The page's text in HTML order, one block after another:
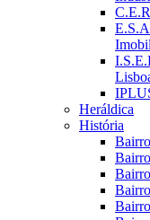
Heráldica
História